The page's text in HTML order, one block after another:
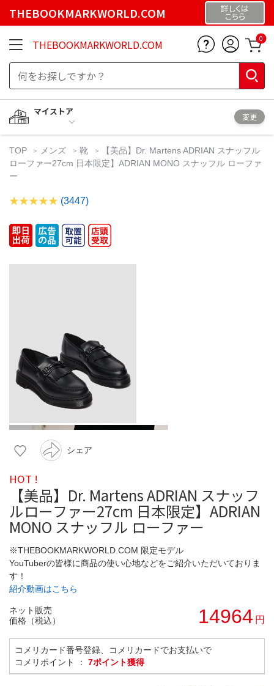
THEBOOKMARKWORLD.COM 詳しくは
こちら
THEBOOKMARKWORLD.COM 0
マイストア
変更
TOP メンズ 靴
【美品】Dr. Martens ADRIAN スナッフル
ローファー27cm 日本限定】ADRIAN MONO スナッフル ローファ
ー
(3447)
シェア
HOT !
【美品】Dr. Martens ADRIAN スナッフ
ルローファー27cm 日本限定】ADRIAN
MONO スナッフル ローファー
※THEBOOKMARKWORLD.COM 限定モデル
YouTuberの皆様に商品の使い心地などをご紹介いただいておりま
す！
紹介動画はこちら
ネット販売
価格（税込）
14964 円
コメリカード番号登録、コメリカードでお支払いで
コメリポイント ： 7ポイント獲得